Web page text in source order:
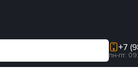
+7
пн-пт: